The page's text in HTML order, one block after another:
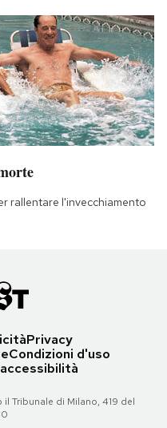
rallentare l'invecchiamento
Privacy
Condizioni d'uso
Tribunale di Milano, 419 del